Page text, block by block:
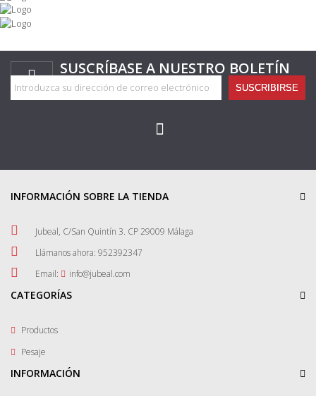
SUSCRÍBASE A NUESTRO BOLETÍN
SUSCRIBIRSE
INFORMACIÓN SOBRE LA TIENDA
Jubeal, C/San Quintín 3. CP 29009 Málaga
Llámanos ahora: 952392347
Email:
info@jubeal.com
CATEGORÍAS
Productos
Pesaje
INFORMACIÓN